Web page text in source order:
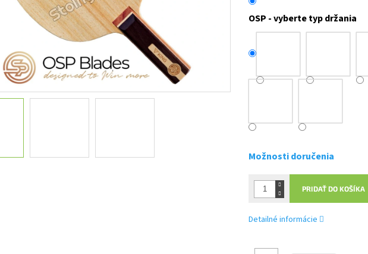
OSP - vyberte typ držania
Možnosti doručenia
PRIDAŤ DO KOŠÍKA
Detailné informácie